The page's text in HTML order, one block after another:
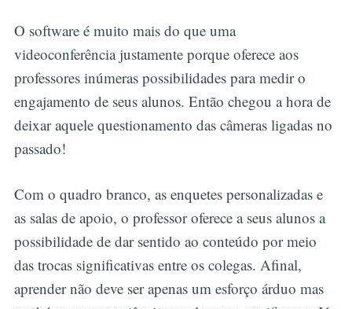
O software é muito mais do que uma
videoconferência justamente porque oferece aos
professores inúmeras possibilidades para medir o
engajamento de seus alunos. Então chegou a hora de
deixar aquele questionamento das câmeras ligadas no
passado!
Com o quadro branco, as enquetes personalizadas e
as salas de apoio, o professor oferece a seus alunos a
possibilidade de dar sentido ao conteúdo por meio
das trocas significativas entre os colegas. Afinal,
aprender não deve ser apenas um esforço árduo mas